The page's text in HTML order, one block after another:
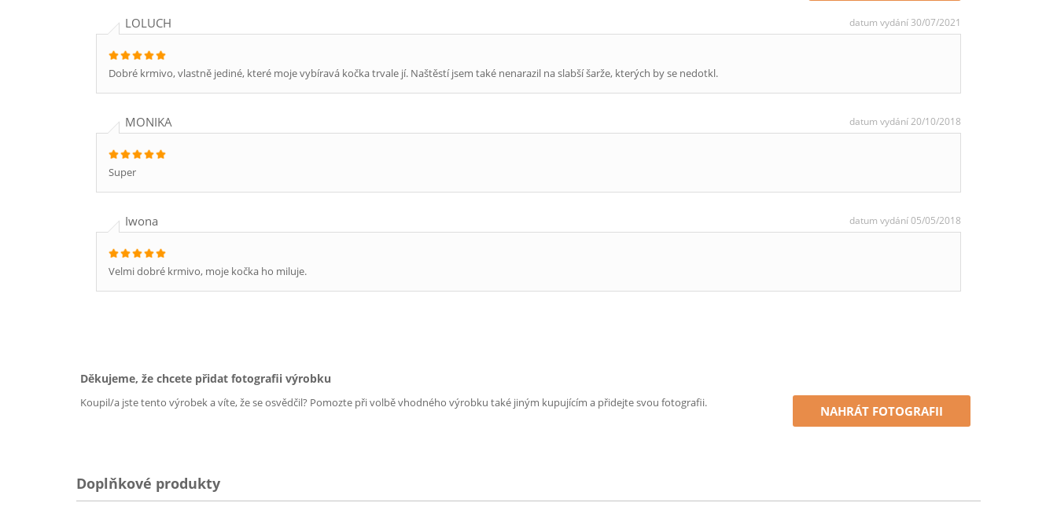
LOLUCH datum vydání 30/07/2021
Dobré krmivo, vlastně jediné, které moje vybíravá kočka trvale jí. Naštěstí jsem také nenarazil na slabší šarže, kterých by se nedotkl.
MONIKA datum vydání 20/10/2018
Super
Iwona datum vydání 05/05/2018
Velmi dobré krmivo, moje kočka ho miluje.
Děkujeme, že chcete přidat fotografii výrobku
Koupil/a jste tento výrobek a víte, že se osvědčil? Pomozte při volbě vhodného výrobku také jiným kupujícím a přidejte svou fotografii.
NAHRÁT FOTOGRAFII
Doplňkové produkty